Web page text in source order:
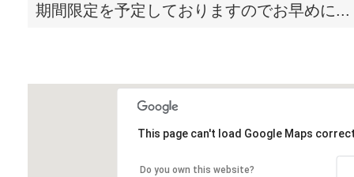
期間限定を予定しておりますのでお早めに...
This page can't load Google Maps
Do you own this website?